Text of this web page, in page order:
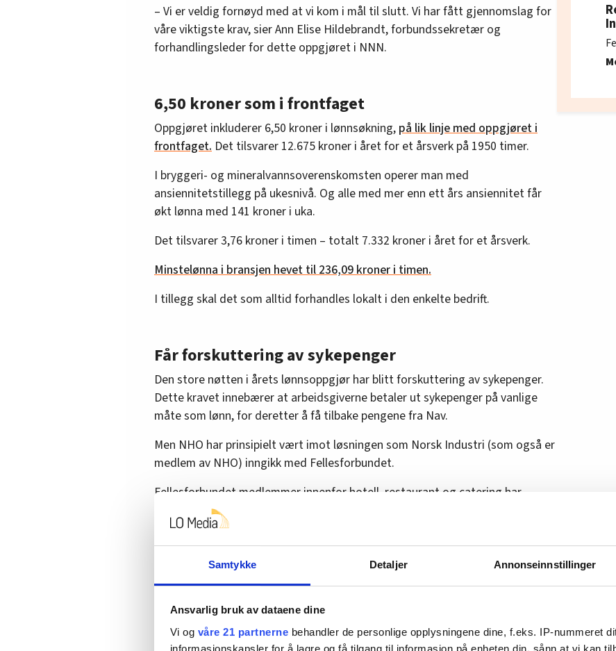
Samtykke Detaljer Annonseinnstillinger
Ansvarlig bruk av dataene dine
Vi og våre 21 partnerne behandler de personlige opplysningene dine, f.eks. IP-nummeret
informasjonskapsler for å lagre og få tilgang til informasjon på enheten din, sånn at vi kan
– Vi er veldig fornøyd med at vi kom i mål til slutt. Vi har fått gjennomslag for
våre viktigste krav, sier Ann Elise Hildebrandt, forbundssekretær og
forhandlingsleder for dette oppgjøret i NNN.
6,50 kroner som i frontfaget
Oppgjøret inkluderer 6,50 kroner i lønnsøkning, på lik linje med oppgjøret i
frontfaget. Det tilsvarer 12.675 kroner i året for et årsverk på 1950 timer.
I bryggeri- og mineralvannsoverenskomsten operer man med
ansiennitetstillegg på ukesnivå. Og alle med mer enn ett års ansiennitet får
økt lønna med 141 kroner i uka.
Det tilsvarer 3,76 kroner i timen – totalt 7.332 kroner i året for et årsverk.
Minstelønna i bransjen hevet til 236,09 kroner i timen.
I tillegg skal det som alltid forhandles lokalt i den enkelte bedrift.
Får forskuttering av sykepenger
Den store nøtten i årets lønnsoppgjør har blitt forskuttering av sykepenger.
Dette kravet innebærer at arbeidsgiverne betaler ut sykepenger på vanlige
måte som lønn, for deretter å få tilbake pengene fra Nav.
Men NHO har prinsipielt vært imot løsningen som Norsk Industri (som også er
medlem av NHO) inngikk med Fellesforbundet.
Fellesforbundet medlemmer innenfor hotell, restaurant og catering har
streiket i snart fire uker.
Arbeidsmandsforbund
ut i streik for samme krav.
Les også:Ni nye brudd: Nesten 23.000 kan havne i streik
Nettopp derfor var det mange som forventet streik også i bryggeribransjen.
Til tross for at de fleste har denne ordningen i denne bransjen, såhar